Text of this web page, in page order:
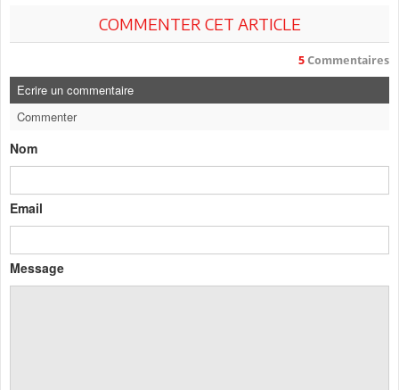
COMMENTER CET ARTICLE
5 Commentaires
Ecrire un commentaire
Commenter
Nom
Email
Message